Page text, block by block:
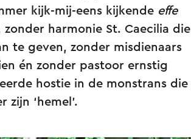
kijk-mij-eens kijkende effe
harmonie St. Caecilia die
te geven, zonder misdienaars
én zonder pastoor ernstig
hostie in de monstrans die
‘hemel’.